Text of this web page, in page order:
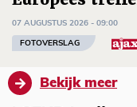
07 AUGUSTUS 2026 - 09:00
FOTOVERSLAG
Bekijk meer